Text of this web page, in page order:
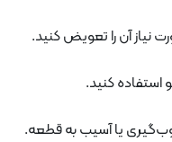
آن را تعویض کنید.
استفاده کنید.
یا آسیب به قطعه.